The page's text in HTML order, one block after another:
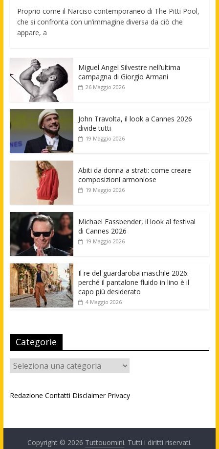
Proprio come il Narciso contemporaneo di The Pitti Pool,
che si confronta con un’immagine diversa da ciò che
appare, a
Miguel Angel Silvestre nell’ultima
campagna di Giorgio Armani
26 Maggio 2026
John Travolta, il look a Cannes 2026
divide tutti
19 Maggio 2026
Abiti da donna a strati: come creare
composizioni armoniose
19 Maggio 2026
Michael Fassbender, il look al festival
di Cannes 2026
19 Maggio 2026
Il re del guardaroba maschile 2026:
perché il pantalone fluido in lino è il
capo più desiderato
4 Maggio 2026
Categorie
Categorie
Redazione Contatti Disclaimer Privacy
Copyright © 2026 Tuttouomini. Tutti i diritti riservati.